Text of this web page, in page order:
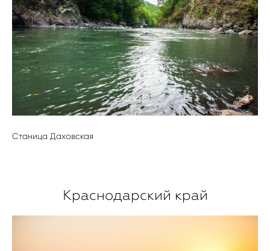
Станица Даховская
Краснодарский край